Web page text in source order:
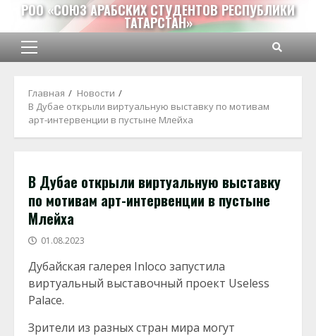
Перейти
содержимому
РОО «СОЮЗ АРАБСКИХ СТУДЕНТОВ РЕСПУБЛИКИ
ТАТАРСТАН»
Основное
Главная
Новости
В Дубае открыли виртуальную выставку по мотивам
арт-интервенции в пустыне Млейха
В Дубае открыли виртуальную выставку
по мотивам арт-интервенции в пустыне
Млейха
01.08.2023
Дубайская галерея Inloco запустила
виртуальный выставочный проект Useless
Palace.
Зрители из разных стран мира могут